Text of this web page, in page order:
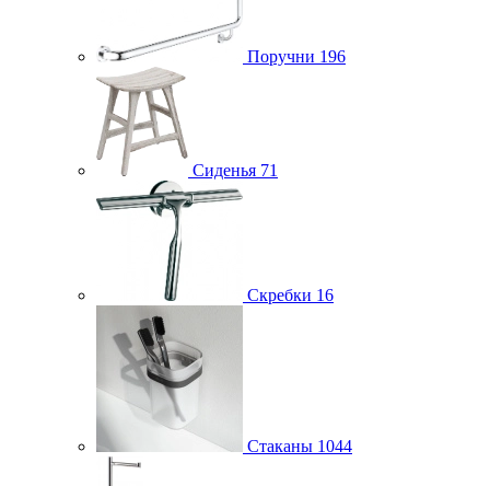
Поручни 196
Сиденья 71
Скребки 16
Стаканы 1044